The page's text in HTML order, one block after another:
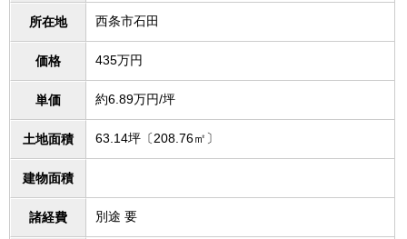
所在地 西条市石田
価格 435万円
単価 約6.89万円/坪
土地面積 63.14坪〔208.76㎡〕
建物面積
諸経費 別途 要